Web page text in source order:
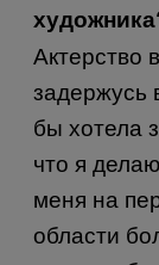
Актерство
задержусь
бы хотела
что я
меня на
области